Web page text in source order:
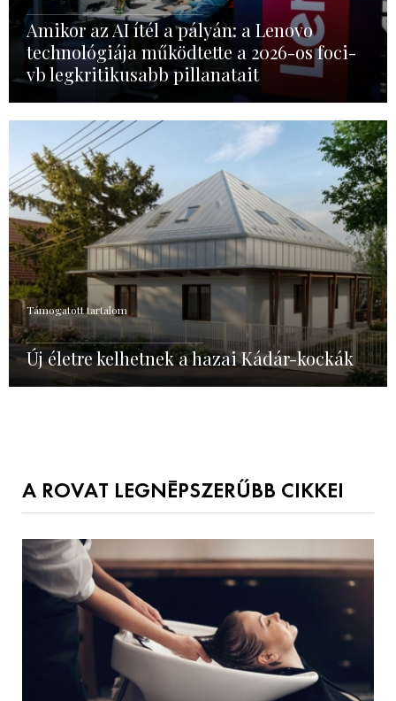
Amikor az AI ítél a pályán: a Lenovo
technológiája működtette a 2026-os foci-
vb legkritikusabb pillanatait
Támogatott tartalom
Új életre kelhetnek a hazai Kádár-kockák
A ROVAT LEGNÉPSZERŰBB CIKKEI